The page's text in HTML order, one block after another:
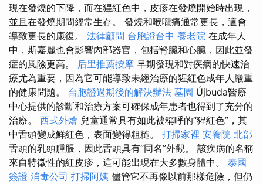
現在發燒的下降，而在猩紅色中，皮疹在發燒開始時出現，
並且在發燒期間經常生存。 發燒和喉嚨痛通常更長，這會
導致更長的康復。 法律顧問 台胞證台中 養老院 在成年人
中，斯嘉麗也會影響內部器官，包括腎臟和心臟，因此並發
症的風險更高。 后里推薦按摩 早期發現和對疾病的快速治
療尤為重要，因為它可能導致未經治療的猩紅色成年人嚴重
的健康問題。 台胞證過期後的解決辦法 墓園 Újbuda醫療
中心提供的診斷和治療方案可確保成年患者也得到了充分的
治療。 西式外燴 兒童通常具有如此被稱呼的“猩紅色”，其
中舌頭變成鮮紅色，表面變得粗糙。 打掃家裡 安養院 北部
舌頭的乳頭腫脹，因此舌頭具有“同名”外觀。 該疾病的名稱
來自特徵性的紅皮疹，這可能出現在大多數身體中。 泰國
簽證 消毒公司 打掃阿姨 儘管它不再像以前那樣危險，但仍